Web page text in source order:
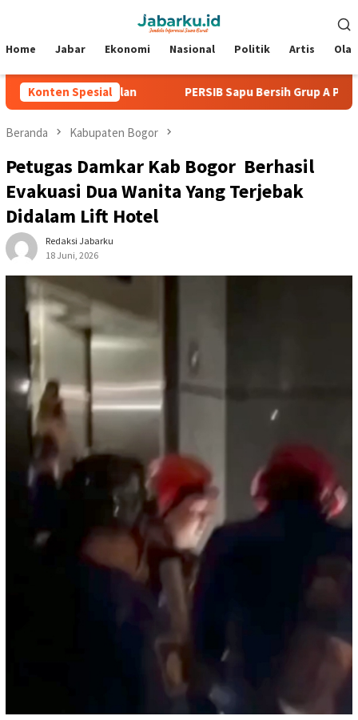
Mobile
Home Jabar Ekonomi Nasional Politik Artis
Konten Spesial
Kebobolan PERSIB Sapu Bersih Grup A Piala
Beranda Kabupaten Bogor
‎Petugas Damkar Kab Bogor Berhasil
Evakuasi Dua Wanita Yang Terjebak
Didalam Lift Hotel ‎
Redaksi Jabarku
18 Juni, 2026